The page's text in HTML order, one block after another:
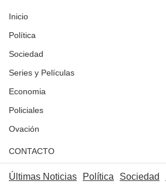
Inicio
Política
Sociedad
Series y Películas
Economia
Policiales
Ovación
CONTACTO
Últimas Noticias Política Sociedad